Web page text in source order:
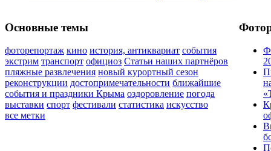
Основные темы
фоторепортаж кино история, антиквариат события
экстрим транспорт официоз Статьи наших партнёров
пляжные развлечения новый курортный сезон
реконструкции достопримечательности ближайшие
события и праздники Крыма оздоровление погода
выставки спорт фестивали статистика искусство
все метки